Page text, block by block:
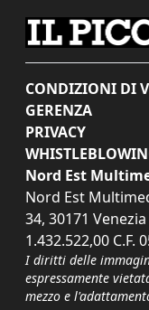
CONDIZIONI DI
GERENZA
PRIVACY
Nord Est
Nord Est
34, 30171
1.432.522,00 C.F.
I diritti delle
espressamente
mezzo e